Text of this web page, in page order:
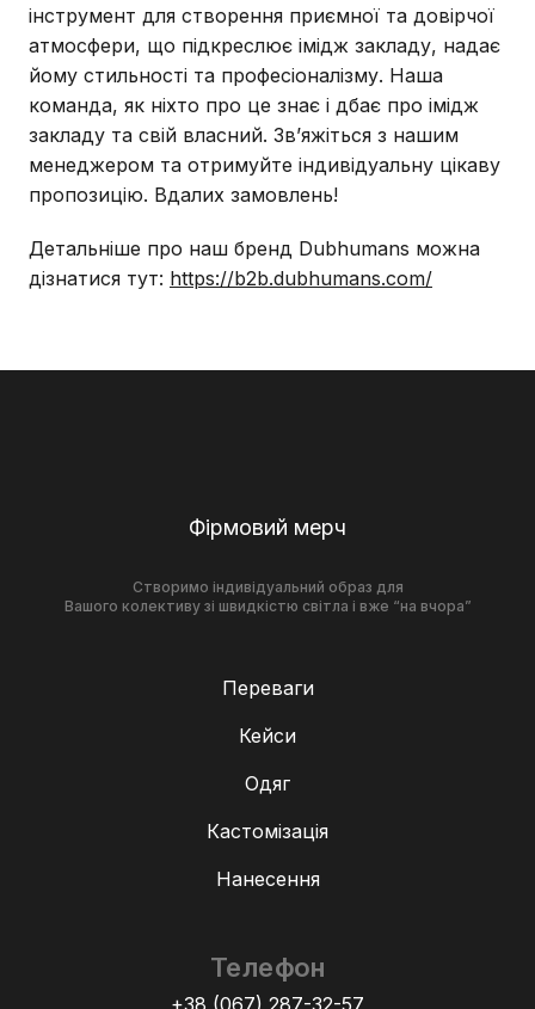
інструмент для створення приємної та довірчої
атмосфери, що підкреслює імідж закладу, надає
йому стильності та професіоналізму. Наша
команда, як ніхто про це знає і дбає про імідж
закладу та свій власний. Зв’яжіться з нашим
менеджером та отримуйте індивідуальну цікаву
пропозицію. Вдалих замовлень!
Детальніше про наш бренд Dubhumans можна
дізнатися тут: https://b2b.dubhumans.com/
Фірмовий мерч
Створимо індивідуальний образ для
Вашого колективу зі швидкістю світла і вже “на вчора”
Переваги
Кейси
Одяг
Кастомізація
Нанесення
Телефон
+38 (067) 287-32-57